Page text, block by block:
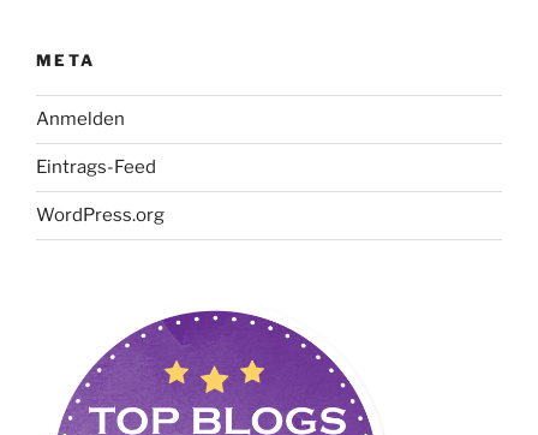
META
Anmelden
Eintrags-Feed
WordPress.org